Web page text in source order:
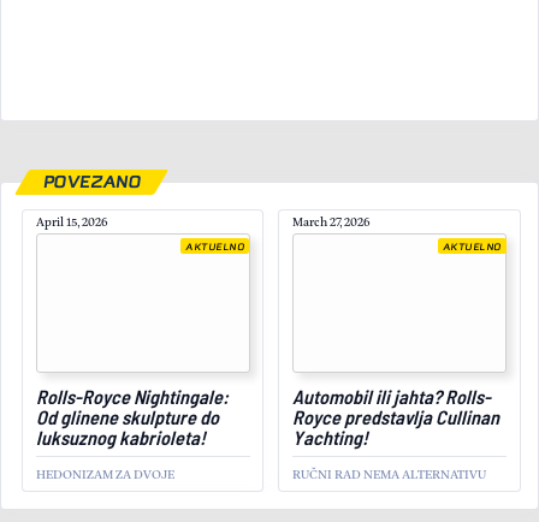
POVEZANO
April 15, 2026
Rolls-Royce Nightingale:
Od glinene skulpture do
luksuznog kabrioleta!
HEDONIZAM ZA DVOJE
AKTUELNO
March 27, 2026
Automobil ili jahta? Rolls-
Royce predstavlja Cullinan
Yachting!
RUČNI RAD NEMA ALTERNATIVU
AKTUELNO